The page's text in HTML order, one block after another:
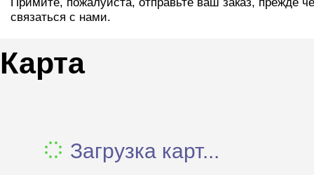
связаться с нами.
Карта
Загрузка карт...